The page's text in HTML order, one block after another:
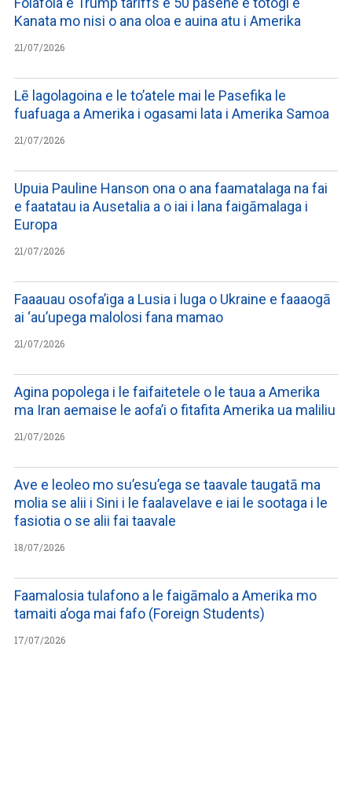
Kanata mo nisi o ana oloa e auina atu i Amerika
21/07/2026
Lē lagolagoina e le to’atele mai le Pasefika le
fuafuaga a Amerika i ogasami lata i Amerika Samoa
21/07/2026
Upuia Pauline Hanson ona o ana faamatalaga na fai
e faatatau ia Ausetalia a o iai i lana faigāmalaga i
Europa
21/07/2026
Faaauau osofa’iga a Lusia i luga o Ukraine e faaaogā
ai ‘au’upega malolosi fana mamao
21/07/2026
Agina popolega i le faifaitetele o le taua a Amerika
ma Iran aemaise le aofa’i o fitafita Amerika ua maliliu
21/07/2026
Ave e leoleo mo su’esu’ega se taavale taugatā ma
molia se alii i Sini i le faalavelave e iai le sootaga i le
fasiotia o se alii fai taavale
18/07/2026
Faamalosia tulafono a le faigāmalo a Amerika mo
tamaiti a’oga mai fafo (Foreign Students)
17/07/2026